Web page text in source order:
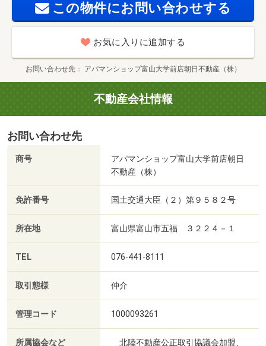
この物件にお問い合わせする
お気に入りに追加する
お問い合わせ先 アパマンショップ富山大学前店朝日不動産（株）
不動産会社情報
お問い合わせ先
商号
アパマンショップ富山大学前店朝日
不動産（株）
免許番号 国土交通大臣（２）第９５８２号
所在地 富山県富山市五福 ３２２４－１
TEL 076-441-8111
取引態様 仲介
管理コード 1000093261
所属協会など
北陸不動産公正取引協議会加盟、